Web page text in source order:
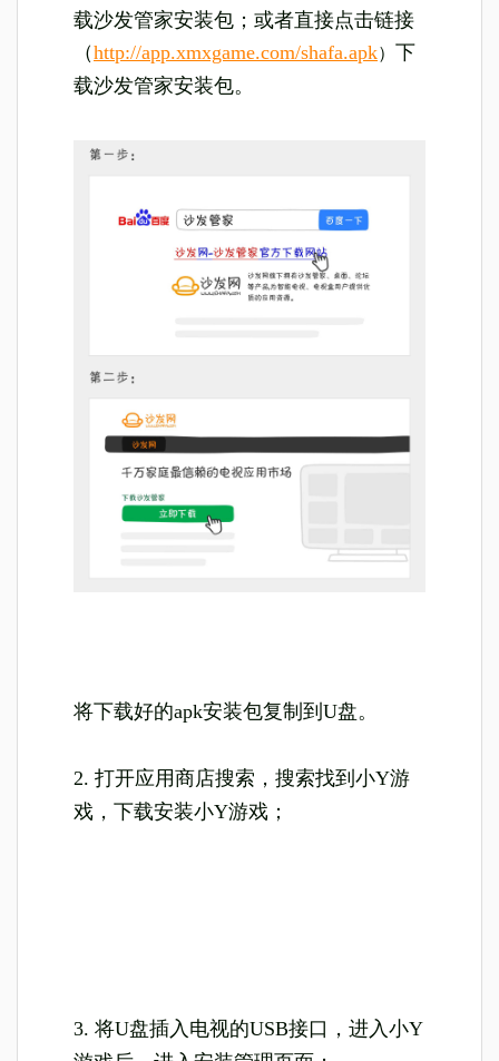
载沙发管家安装包；或者直接点击链接
（http://app.xmxgame.com/shafa.apk） 下
载沙发管家安装包。
将下载好的apk安装包复制到U盘。
2. 打开应用商店搜索，搜索找到小Y游
戏，下载安装小Y游戏；
3. 将U盘插入电视的USB接口，进入小Y